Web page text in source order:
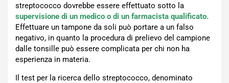
streptococco dovrebbe essere effettuato sotto la
supervisione di un medico o di un farmacista qualificato.
Effettuare un tampone da soli può portare a un falso
negativo, in quanto la procedura di prelievo del campione
dalle tonsille può essere complicata per chi non ha
esperienza in materia.
Il test per la ricerca dello streptococco, denominato